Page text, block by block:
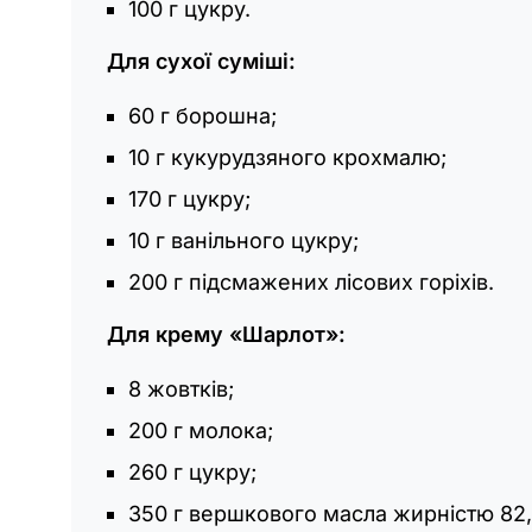
100 г цукру.
Для сухої суміші:
60 г борошна;
10 г кукурудзяного крохмалю;
170 г цукру;
10 г ванільного цукру;
200 г підсмажених лісових горіхів.
Для крему «Шарлот»:
8 жовтків;
200 г молока;
260 г цукру;
350 г вершкового масла жирністю